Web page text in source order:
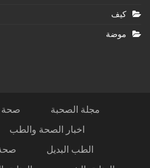
كيف
موضة
مجلة الصحبة صحة
اخبار الصحة والطب
الطب البديل